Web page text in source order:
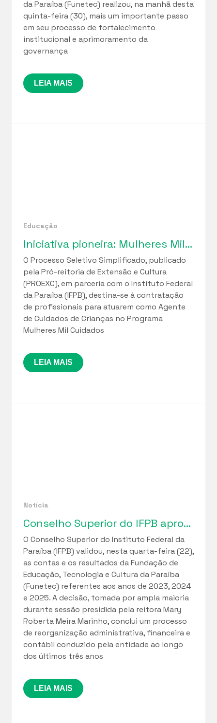
da Paraíba (Funetec) realizou, na manhã desta
quinta-feira (30), mais um importante passo
em seu processo de fortalecimento
institucional e aprimoramento da
governança
LEIA MAIS
Educação
Iniciativa pioneira: Mulheres Mil Cuidados lança seleção de profissionais para implantação de Cuidotecas na Paraíba
O Processo Seletivo Simplificado, publicado
pela Pró-reitoria de Extensão e Cultura
(PROEXC), em parceria com o Instituto Federal
da Paraíba (IFPB), destina-se à contratação
de profissionais para atuarem como Agente
de Cuidados de Crianças no Programa
Mulheres Mil Cuidados
LEIA MAIS
Notícia
Conselho Superior do IFPB aprova relatórios de gestão da Funetec e ciclo de regularização fiscal iniciado em 2023
O Conselho Superior do Instituto Federal da
Paraíba (IFPB) validou, nesta quarta-feira (22),
as contas e os resultados da Fundação de
Educação, Tecnologia e Cultura da Paraíba
(Funetec) referentes aos anos de 2023, 2024
e 2025. A decisão, tomada por ampla maioria
durante sessão presidida pela reitora Mary
Roberta Meira Marinho, conclui um processo
de reorganização administrativa, financeira e
contábil conduzido pela entidade ao longo
dos últimos três anos
LEIA MAIS